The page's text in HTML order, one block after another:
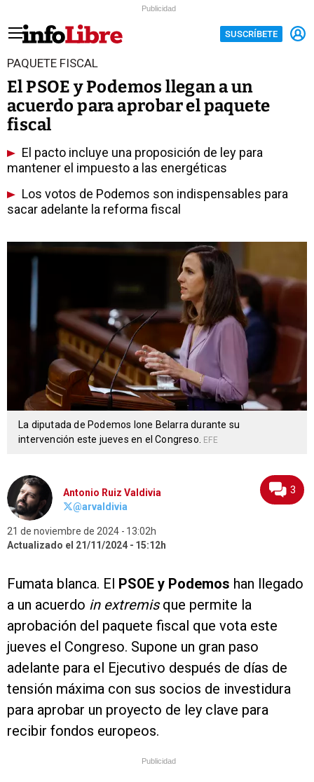
Publicidad
SUSCRÍBETE
PAQUETE FISCAL
El PSOE y Podemos llegan a un
acuerdo para aprobar el paquete
fiscal
El pacto incluye una proposición de ley para
mantener el impuesto a las energéticas
Los votos de Podemos son indispensables para
sacar adelante la reforma fiscal
La diputada de Podemos Ione Belarra durante su
intervención este jueves en el Congreso.
EFE
Antonio Ruiz Valdivia
@arvaldivia
21 de noviembre de 2024
13:02h
Actualizado el 21/11/2024
15:12h
3
Fumata blanca. El PSOE y Podemos han llegado
a un acuerdo in extremisque permite la
aprobación del paquete fiscal que vota este
jueves el Congreso. Supone un gran paso
adelante para el Ejecutivo después de días de
tensión máxima con sus socios de investidura
para aprobar un proyecto de ley clave para
recibir fondos europeos.
Publicidad